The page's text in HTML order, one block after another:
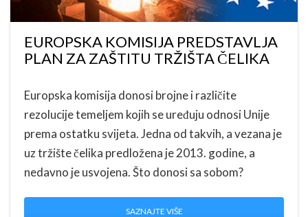
EUROPSKA KOMISIJA PREDSTAVLJA
PLAN ZA ZAŠTITU TRŽIŠTA ČELIKA
Europska komisija donosi brojne i različite
rezolucije temeljem kojih se uređuju odnosi Unije
prema ostatku svijeta. Jedna od takvih, a vezana je
uz tržište čelika predložena je 2013. godine, a
nedavno je usvojena. Što donosi sa sobom?
SAZNAJTE VIŠE